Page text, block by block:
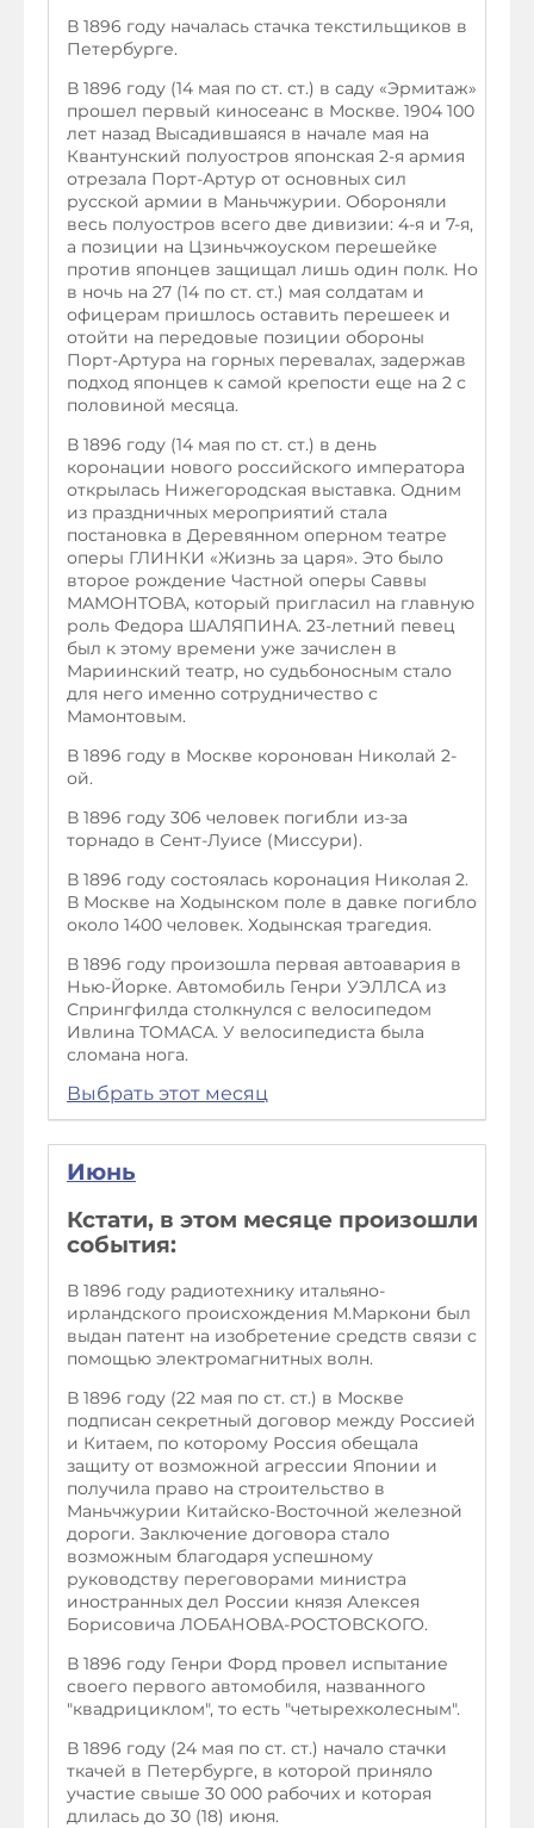
В 1896 году началась стачка текстильщиков в
Петербурге.
В 1896 году (14 мая по ст. ст.) в саду «Эрмитаж»
прошел первый киносеанс в Москве. 1904 100
лет назад Высадившаяся в начале мая на
Квантунский полуостров японская 2-я армия
отрезала Порт-Артур от основных сил
русской армии в Маньчжурии. Обороняли
весь полуостров всего две дивизии: 4-я и 7-я,
а позиции на Цзиньчжоуском перешейке
против японцев защищал лишь один полк. Но
в ночь на 27 (14 по ст. ст.) мая солдатам и
офицерам пришлось оставить перешеек и
отойти на передовые позиции обороны
Порт-Артура на горных перевалах, задержав
подход японцев к самой крепости еще на 2 с
половиной месяца.
В 1896 году (14 мая по ст. ст.) в день
коронации нового российского императора
открылась Нижегородская выставка. Одним
из праздничных мероприятий стала
постановка в Деревянном оперном театре
оперы ГЛИНКИ «Жизнь за царя». Это было
второе рождение Частной оперы Саввы
МАМОНТОВА, который пригласил на главную
роль Федора ШАЛЯПИНА. 23-летний певец
был к этому времени уже зачислен в
Мариинский театр, но судьбоносным стало
для него именно сотрудничество с
Мамонтовым.
В 1896 году в Москве коронован Николай 2-
ой.
В 1896 году 306 человек погибли из-за
торнадо в Сент-Луисе (Миссури).
В 1896 году состоялась коронация Николая 2.
В Москве на Ходынском поле в давке погибло
около 1400 человек. Ходынская трагедия.
В 1896 году произошла первая автоавария в
Нью-Йорке. Автомобиль Генри УЭЛЛСА из
Спрингфилда столкнулся с велосипедом
Ивлина ТОМАСА. У велосипедиста была
сломана нога.
Выбрать этот месяц
Июнь
Кстати, в этом месяце произошли
события:
В 1896 году радиотехнику итальяно-
ирландского происхождения М.Маркони был
выдан патент на изобретение средств связи с
помощью электромагнитных волн.
В 1896 году (22 мая по ст. ст.) в Москве
подписан секретный договор между Россией
и Китаем, по которому Россия обещала
защиту от возможной агрессии Японии и
получила право на строительство в
Маньчжурии Китайско-Восточной железной
дороги. Заключение договора стало
возможным благодаря успешному
руководству переговорами министра
иностранных дел России князя Алексея
Борисовича ЛОБАНОВА-РОСТОВСКОГО.
В 1896 году Генри Форд провел испытание
своего первого автомобиля, названного
"квадрициклом", то есть "четырехколесным".
В 1896 году (24 мая по ст. ст.) начало стачки
ткачей в Петербурге, в которой приняло
участие свыше 30 000 рабочих и которая
длилась до 30 (18) июня.